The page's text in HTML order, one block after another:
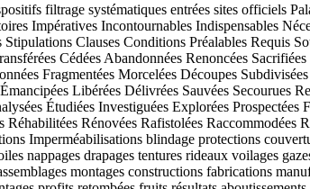
filtrage systématiques entrées sites officiels
Impératives Incontournables Indispensables
Clauses Conditions Préalables Requis
Cédées Abandonnées Renoncées
Fragmentées Morcelées Découpes
Libérées Délivrées Sauvées Secourues
Étudiées Investiguées Explorées
Réhabilitées Rénovées Rafistolées
Imperméabilisations blindage protections
nappages drapages tentures rideaux voilages
montages constructions fabrications